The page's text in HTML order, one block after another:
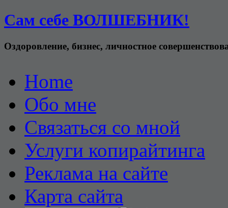
Сам себе ВОЛШЕБНИК!
Оздоровление, бизнес, личностное
Home
Обо мне
Связаться со мной
Услуги копирайтинга
Реклама на сайте
Карта сайта